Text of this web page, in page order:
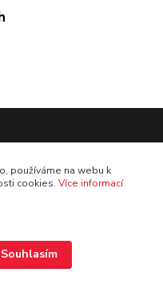
používáme na webu k
cookies. Více informací
Souhlasím